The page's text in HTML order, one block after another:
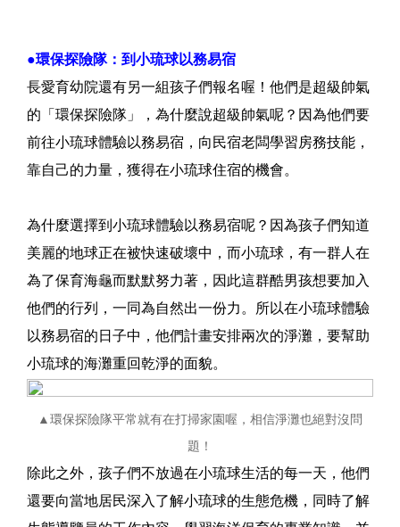
●環保探險隊：到小琉球以務易宿
長愛育幼院還有另一組孩子們報名喔！他們是超級帥氣
的「環保探險隊」，為什麼說超級帥氣呢？因為他們要
前往小琉球體驗以務易宿，向民宿老闆學習房務技能，
靠自己的力量，獲得在小琉球住宿的機會。
為什麼選擇到小琉球體驗以務易宿呢？因為孩子們知道
美麗的地球正在被快速破壞中，而小琉球，有一群人在
為了保育海龜而默默努力著，因此這群酷男孩想要加入
他們的行列，一同為自然出一份力。所以在小琉球體驗
以務易宿的日子中，他們計畫安排兩次的淨灘，要幫助
小琉球的海灘重回乾淨的面貌。
▲環保探險隊平常就有在打掃家園喔，相信淨灘也絕對沒問
題！
除此之外，孩子們不放過在小琉球生活的每一天，他們
還要向當地居民深入了解小琉球的生態危機，同時了解